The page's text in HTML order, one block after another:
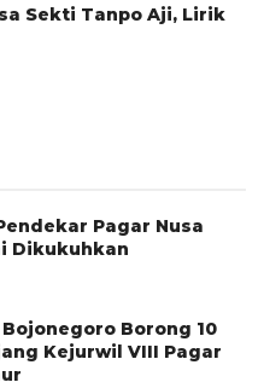
Sekti Tanpo Aji, Lirik
Pagar Nusa
Dikukuhkan
Bojonegoro Borong 10
Kejurwil VIII Pagar